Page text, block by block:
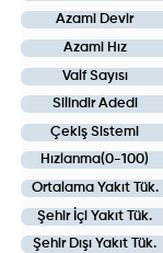
Azami Devir
Azami Hız
Valf Sayısı
Silindir Adedi
Çekiş Sistemi
Hızlanma(0-100)
Ortalama Yakıt Tük.
Şehir İçi Yakıt Tük.
Şehir Dışı Yakıt Tük.